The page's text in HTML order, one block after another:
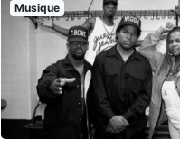
Musique